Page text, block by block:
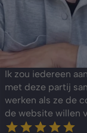
Ik zou iedereen
met deze partij
werken als ze de
de website willen